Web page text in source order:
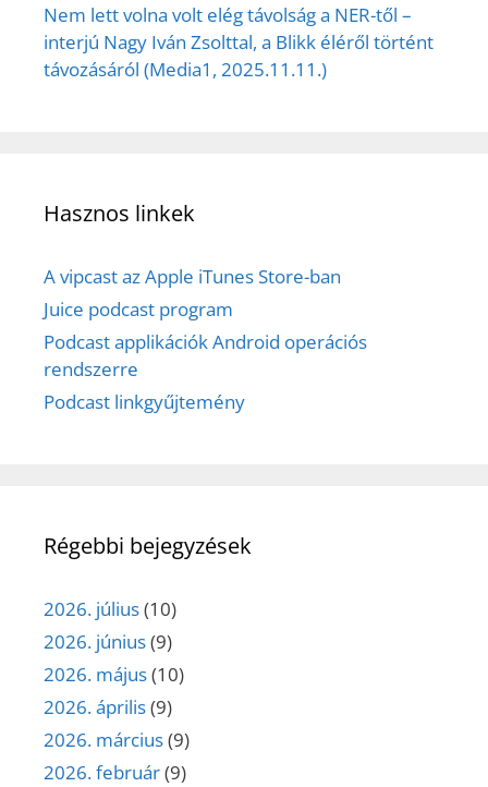
Nem lett volna volt elég távolság a NER-től –
interjú Nagy Iván Zsolttal, a Blikk éléről történt
távozásáról (Media1, 2025.11.11.)
Hasznos linkek
A vipcast az Apple iTunes Store-ban
Juice podcast program
Podcast applikációk Android operációs
rendszerre
Podcast linkgyűjtemény
Régebbi bejegyzések
2026. július(10)
2026. június(9)
2026. május(10)
2026. április(9)
2026. március(9)
2026. február(9)